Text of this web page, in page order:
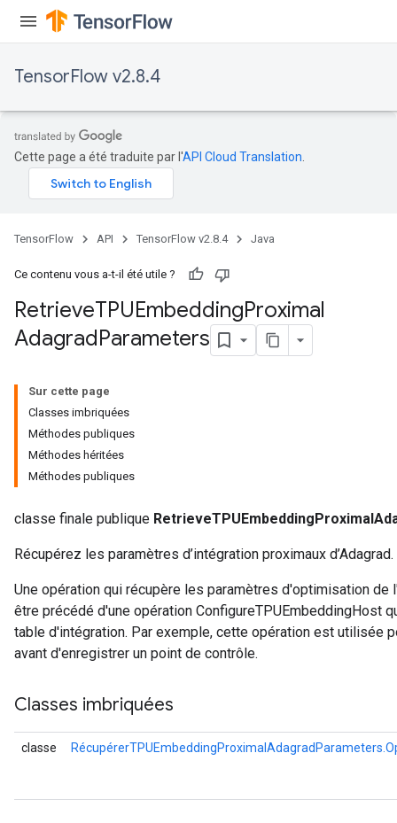
TensorFlow v2.8.4
Cette page a été traduite par l'API Cloud Translation
TensorFlow API TensorFlow v2.8.4 Java
Ce contenu vous a-t-il été utile ?
RetrieveTPUEmbeddingProximal
AdagradParameters
Sur cette page
Classes imbriquées
Méthodes publiques
Méthodes héritées
Méthodes publiques
classe finale publique
Récupérez les paramètres d’intégration proximaux d’Adagrad.
Une opération qui récupère les paramètres d'optimisation de
être précédé d'une opération ConfigureTPUEmbeddingHost
table d'intégration. Par exemple, cette opération est utilisée
avant d'enregistrer un point de contrôle.
Classes imbriquées
classe